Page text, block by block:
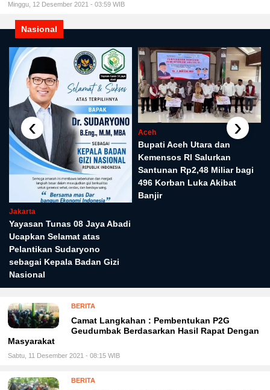
Minggu, 12 Desember 2021 - 03:59 WIB
Nasional
Jakarta
Yayasan Tunas 08 Jaya Abadi
Ucapkan Selamat atas
Pelantikan Sudaryono
sebagai Kepala Badan Gizi
Nasional
Aceh
Bupati Aceh Utara dan
Kemensos RI Salurkan
Santunan Rp2,48 Miliar bagi
496 Korban Luka Akibat
Banjir
‹ ›
BERITA
Camat Langkahan : Pembentukan P2G
Geudumbak Berdasarkan Hasil Rapat Dengan
Masyarakat
Sabtu, 11 Desember 2021 - 08:15 WIB
BERITA